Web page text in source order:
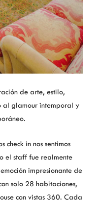
de arte, estilo,
al glamour intemporal y
check in nos sentimos
el staff fue realmente
impresionante de
solo 28 habitaciones,
con vistas 360. Cada